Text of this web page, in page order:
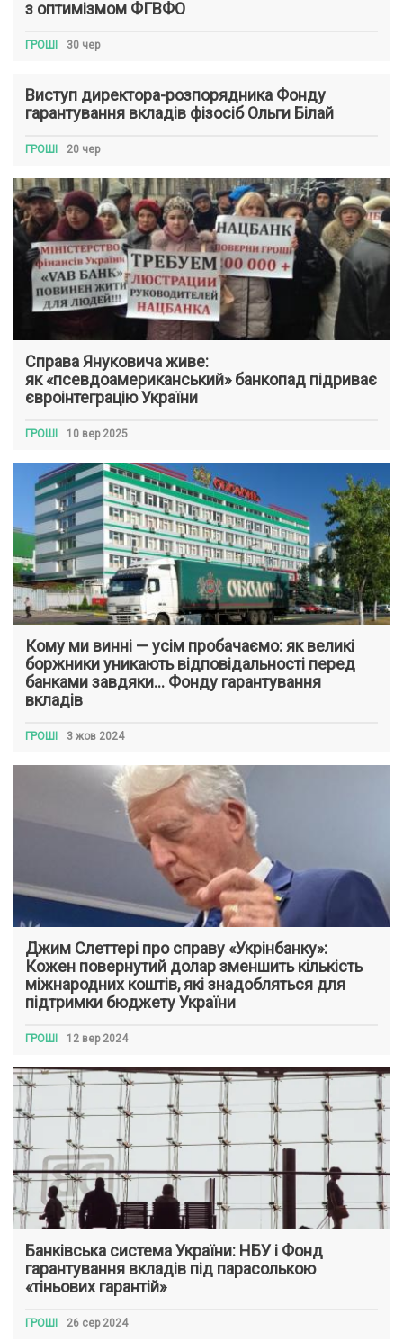
з оптимізмом ФГВФО
ГРОШІ 30 чер
Виступ директора-розпорядника Фонду
гарантування вкладів фізосіб Ольги Білай
ГРОШІ 20 чер
Справа Януковича живе:
як «псевдоамериканський» банкопад підриває
євроінтеграцію України
ГРОШІ 10 вер 2025
Кому ми винні — усім пробачаємо: як великі
боржники уникають відповідальності перед
банками завдяки… Фонду гарантування
вкладів
ГРОШІ 3 жов 2024
Джим Слеттері про справу «Укрінбанку»:
Кожен повернутий долар зменшить кількість
міжнародних коштів, які знадобляться для
підтримки бюджету України
ГРОШІ 12 вер 2024
Банківська система України: НБУ і Фонд
гарантування вкладів під парасолькою
«тіньових гарантій»
ГРОШІ 26 сер 2024